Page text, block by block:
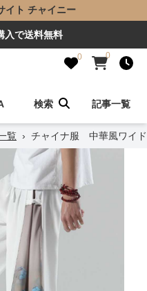
イト チャイニー
入で送料無料
0 0
検索 記事一覧
覧 › チャイナ服 中華風ワイ